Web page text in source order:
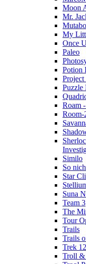
Moon
Mr.
Mutabo
My
Once
Paleo
Potion
Project
Puzzle
Roam
Room-
Similo
So
Star
Suna
Team 3
The
Tour
Trails
Trails
Trek 12
Troll &